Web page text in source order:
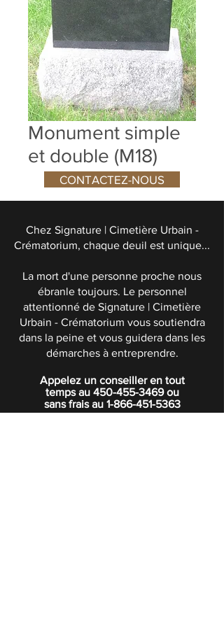
Monument simple
et double (M18)
CONTACTEZ-NOUS
Chez Signature | Cimetière Urbain -
Crématorium, chaque deuil est unique...
La mort d'une personne proche nous
ébranle toujours. Le personnel
attentionné de Signature | Cimetière
Urbain - Crématorium vous soutiendra
dans la peine et vous guidera dans les
démarches à entreprendre.
Appelez un conseiller en tout
temps au 450-455-3469ou
sans frais au 1-866-451-5363